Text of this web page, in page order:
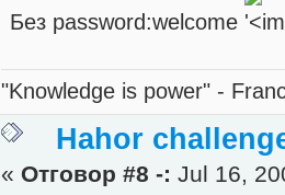
Без password:welcome
"Knowledge is power" -
Hahor
« Отговор #8 -: Jul 16,